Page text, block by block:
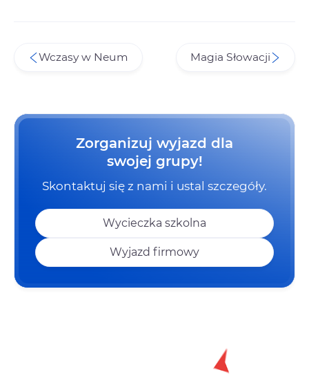
Wczasy w Neum Magia Słowacji
Zorganizuj wyjazd dla
swojej grupy!
Skontaktuj się z nami i ustal szczegóły.
Wycieczka szkolna
Wyjazd firmowy